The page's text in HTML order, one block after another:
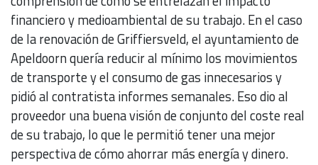
financiero y medioambiental de su trabajo. En el caso
de la renovación de Griffiersveld, el ayuntamiento de
Apeldoorn quería reducir al mínimo los movimientos
de transporte y el consumo de gas innecesarios y
pidió al contratista informes semanales. Eso dio al
proveedor una buena visión de conjunto del coste real
de su trabajo, lo que le permitió tener una mejor
perspectiva de cómo ahorrar más energía y dinero.